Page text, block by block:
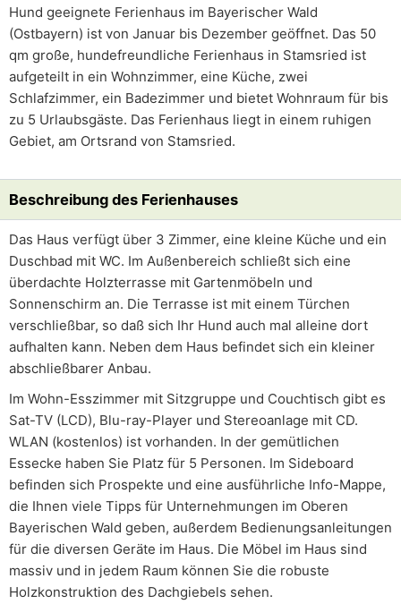
Hund geeignete Ferienhaus im Bayerischer Wald
(Ostbayern) ist von Januar bis Dezember geöffnet. Das 50
qm große, hundefreundliche Ferienhaus in Stamsried ist
aufgeteilt in ein Wohnzimmer, eine Küche, zwei
Schlafzimmer, ein Badezimmer und bietet Wohnraum für bis
zu 5 Urlaubsgäste. Das Ferienhaus liegt in einem ruhigen
Gebiet, am Ortsrand von Stamsried.
Beschreibung des Ferienhauses
Das Haus verfügt über 3 Zimmer, eine kleine Küche und ein
Duschbad mit WC. Im Außenbereich schließt sich eine
überdachte Holzterrasse mit Gartenmöbeln und
Sonnenschirm an. Die Terrasse ist mit einem Türchen
verschließbar, so daß sich Ihr Hund auch mal alleine dort
aufhalten kann. Neben dem Haus befindet sich ein kleiner
abschließbarer Anbau.
Im Wohn-Esszimmer mit Sitzgruppe und Couchtisch gibt es
Sat-TV (LCD), Blu-ray-Player und Stereoanlage mit CD.
WLAN (kostenlos) ist vorhanden. In der gemütlichen
Essecke haben Sie Platz für 5 Personen. Im Sideboard
befinden sich Prospekte und eine ausführliche Info-Mappe,
die Ihnen viele Tipps für Unternehmungen im Oberen
Bayerischen Wald geben, außerdem Bedienungsanleitungen
für die diversen Geräte im Haus. Die Möbel im Haus sind
massiv und in jedem Raum können Sie die robuste
Holzkonstruktion des Dachgiebels sehen.